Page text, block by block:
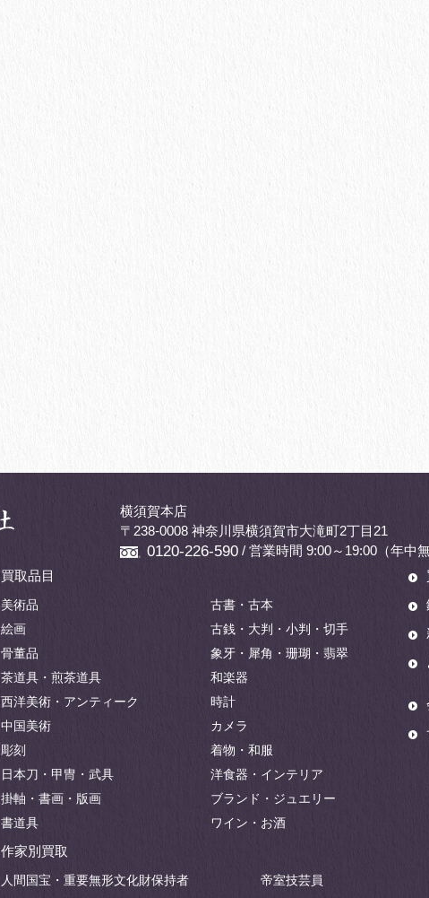
横須賀本店
〒238-0008 神奈川県横須賀市大滝町2丁目21
0120-226-590 / 営業時間 9:00～19:00（年中
買取品目
美術品
絵画
骨董品
茶道具・煎茶道具
西洋美術・アンティーク
中国美術
彫刻
日本刀・甲冑・武具
掛軸・書画・版画
書道具
古書・古本
古銭・大判・小判・切手
象牙・犀角・珊瑚・翡翠
和楽器
時計
カメラ
着物・和服
洋食器・インテリア
ブランド・ジュエリー
ワイン・お酒
作家別買取
人間国宝・重要無形文化財保持者
帝室技芸員